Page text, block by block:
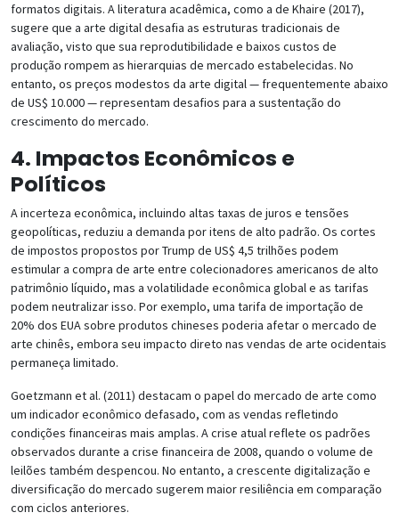
formatos digitais. A literatura acadêmica, como a de Khaire (2017),
sugere que a arte digital desafia as estruturas tradicionais de
avaliação, visto que sua reprodutibilidade e baixos custos de
produção rompem as hierarquias de mercado estabelecidas. No
entanto, os preços modestos da arte digital — frequentemente abaixo
de US$ 10.000 — representam desafios para a sustentação do
crescimento do mercado.
4. Impactos Econômicos e
Políticos
A incerteza econômica, incluindo altas taxas de juros e tensões
geopolíticas, reduziu a demanda por itens de alto padrão. Os cortes
de impostos propostos por Trump de US$ 4,5 trilhões podem
estimular a compra de arte entre colecionadores americanos de alto
patrimônio líquido, mas a volatilidade econômica global e as tarifas
podem neutralizar isso. Por exemplo, uma tarifa de importação de
20% dos EUA sobre produtos chineses poderia afetar o mercado de
arte chinês, embora seu impacto direto nas vendas de arte ocidentais
permaneça limitado.
Goetzmann et al. (2011) destacam o papel do mercado de arte como
um indicador econômico defasado, com as vendas refletindo
condições financeiras mais amplas. A crise atual reflete os padrões
observados durante a crise financeira de 2008, quando o volume de
leilões também despencou. No entanto, a crescente digitalização e
diversificação do mercado sugerem maior resiliência em comparação
com ciclos anteriores.